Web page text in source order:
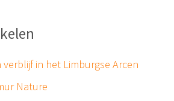
in het Limburgse Arcen
Nature